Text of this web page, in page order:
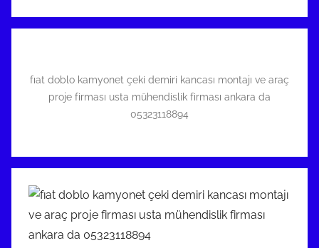
fıat doblo kamyonet çeki demiri kancası montajı ve araç
proje firması usta mühendislik firması ankara da
05323118894